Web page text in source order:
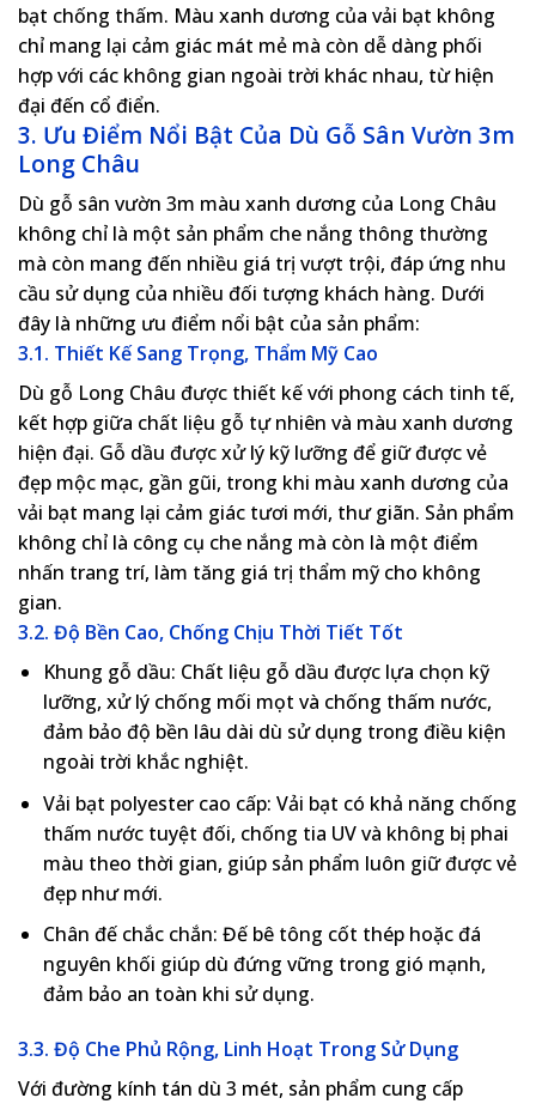
bạt chống thấm. Màu xanh dương của vải bạt không
chỉ mang lại cảm giác mát mẻ mà còn dễ dàng phối
hợp với các không gian ngoài trời khác nhau, từ hiện
đại đến cổ điển.
3. Ưu Điểm Nổi Bật Của Dù Gỗ Sân Vườn 3m
Long Châu
Dù gỗ sân vườn 3m màu xanh dương của Long Châu
không chỉ là một sản phẩm che nắng thông thường
mà còn mang đến nhiều giá trị vượt trội, đáp ứng nhu
cầu sử dụng của nhiều đối tượng khách hàng. Dưới
đây là những ưu điểm nổi bật của sản phẩm:
3.1. Thiết Kế Sang Trọng, Thẩm Mỹ Cao
Dù gỗ Long Châu được thiết kế với phong cách tinh tế,
kết hợp giữa chất liệu gỗ tự nhiên và màu xanh dương
hiện đại. Gỗ dầu được xử lý kỹ lưỡng để giữ được vẻ
đẹp mộc mạc, gần gũi, trong khi màu xanh dương của
vải bạt mang lại cảm giác tươi mới, thư giãn. Sản phẩm
không chỉ là công cụ che nắng mà còn là một điểm
nhấn trang trí, làm tăng giá trị thẩm mỹ cho không
gian.
3.2. Độ Bền Cao, Chống Chịu Thời Tiết Tốt
Khung gỗ dầu: Chất liệu gỗ dầu được lựa chọn kỹ
lưỡng, xử lý chống mối mọt và chống thấm nước,
đảm bảo độ bền lâu dài dù sử dụng trong điều kiện
ngoài trời khắc nghiệt.
Vải bạt polyester cao cấp: Vải bạt có khả năng chống
thấm nước tuyệt đối, chống tia UV và không bị phai
màu theo thời gian, giúp sản phẩm luôn giữ được vẻ
đẹp như mới.
Chân đế chắc chắn: Đế bê tông cốt thép hoặc đá
nguyên khối giúp dù đứng vững trong gió mạnh,
đảm bảo an toàn khi sử dụng.
3.3. Độ Che Phủ Rộng, Linh Hoạt Trong Sử Dụng
Với đường kính tán dù 3 mét, sản phẩm cung cấp